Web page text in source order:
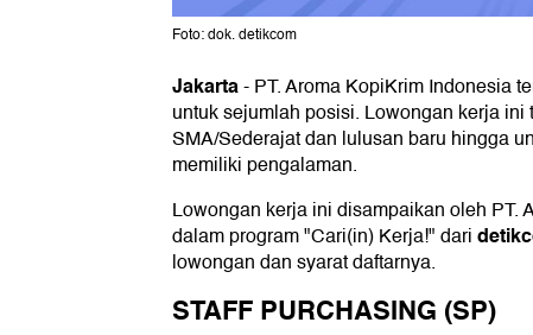
Foto: dok. detikcom
Jakarta-PT. Aroma KopiKrim Indonesia
untuk sejumlah posisi. Lowongan kerja ini
SMA/Sederajat dan lulusan baru hingga
memiliki pengalaman.
Lowongan kerja ini disampaikan oleh PT.
dalam program "Cari(in) Kerja!" dari
lowongan dan syarat daftarnya.
STAFF PURCHASING (SP)